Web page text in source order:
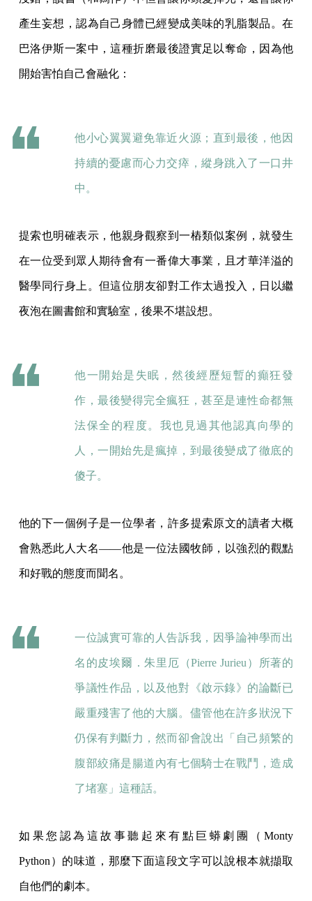
產生妄想，認為自己身體已經變成美味的乳脂製品。在
巴洛伊斯一案中，這種折磨最後證實足以奪命，因為他
開始害怕自己會融化：
他小心翼翼避免靠近火源；直到最後，他因
持續的憂慮而心力交瘁，縱身跳入了一口井
中。
提索也明確表示，他親身觀察到一樁類似案例，就發生
在一位受到眾人期待會有一番偉大事業，且才華洋溢的
醫學同行身上。但這位朋友卻對工作太過投入，日以繼
夜泡在圖書館和實驗室，後果不堪設想。
他一開始是失眠，然後經歷短暫的癲狂發
作，最後變得完全瘋狂，甚至是連性命都無
法保全的程度。我也見過其他認真向學的
人，一開始先是瘋掉，到最後變成了徹底的
傻子。
他的下一個例子是一位學者，許多提索原文的讀者大概
會熟悉此人大名——他是一位法國牧師，以強烈的觀點
和好戰的態度而聞名。
一位誠實可靠的人告訴我，因爭論神學而出
名的皮埃爾．朱里厄（Pierre Jurieu）所著的
爭議性作品，以及他對《啟示錄》的論斷已
嚴重殘害了他的大腦。儘管他在許多狀況下
仍保有判斷力，然而卻會說出「自己頻繁的
腹部絞痛是腸道內有七個騎士在戰鬥，造成
了堵塞」這種話。
如果您認為這故事聽起來有點巨蟒劇團（Monty
Python）的味道，那麼下面這段文字可以說根本就擷取
自他們的劇本。